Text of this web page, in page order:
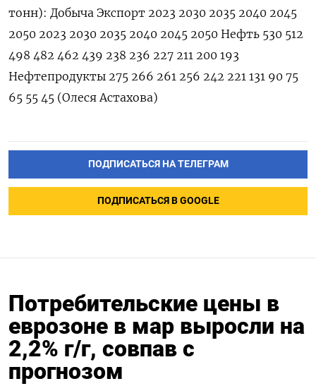
тонн): Добыча Экспорт 2023 2030 2035 2040 2045
2050 2023 2030 2035 2040 2045 2050 Нефть 530 512
498 482 462 439 238 236 227 211 200 193
Нефтепродукты 275 266 261 256 242 221 131 90 75
65 55 45 (Олеся Астахова)
ПОДПИСАТЬСЯ НА ТЕЛЕГРАМ
ПОДПИСАТЬСЯ В GOOGLE
Потребительские цены в
еврозоне в мар выросли на
2,2% г/г, совпав с
прогнозом